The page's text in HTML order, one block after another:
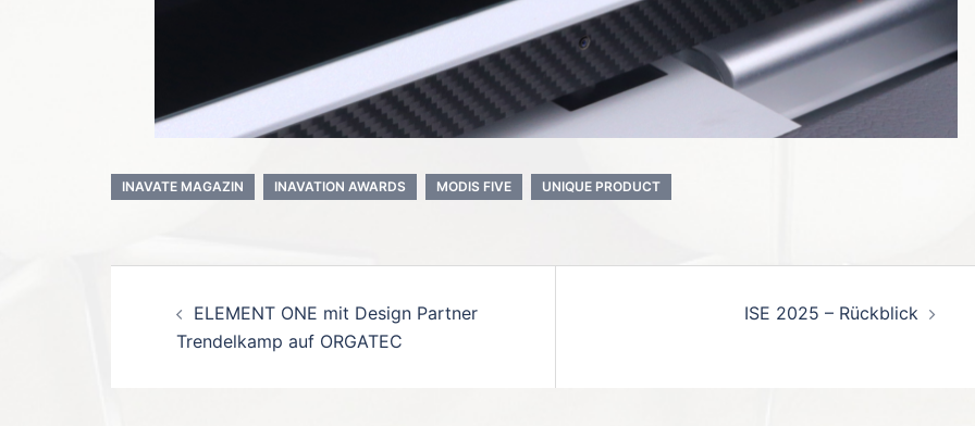
INAVATE MAGAZIN INAVATION AWARDS MODIS FIVE UNIQUE PRODUCT
Navigation
ELEMENT ONE mit Design Partner
Trendelkamp auf ORGATEC
ISE 2025 – Rückblick